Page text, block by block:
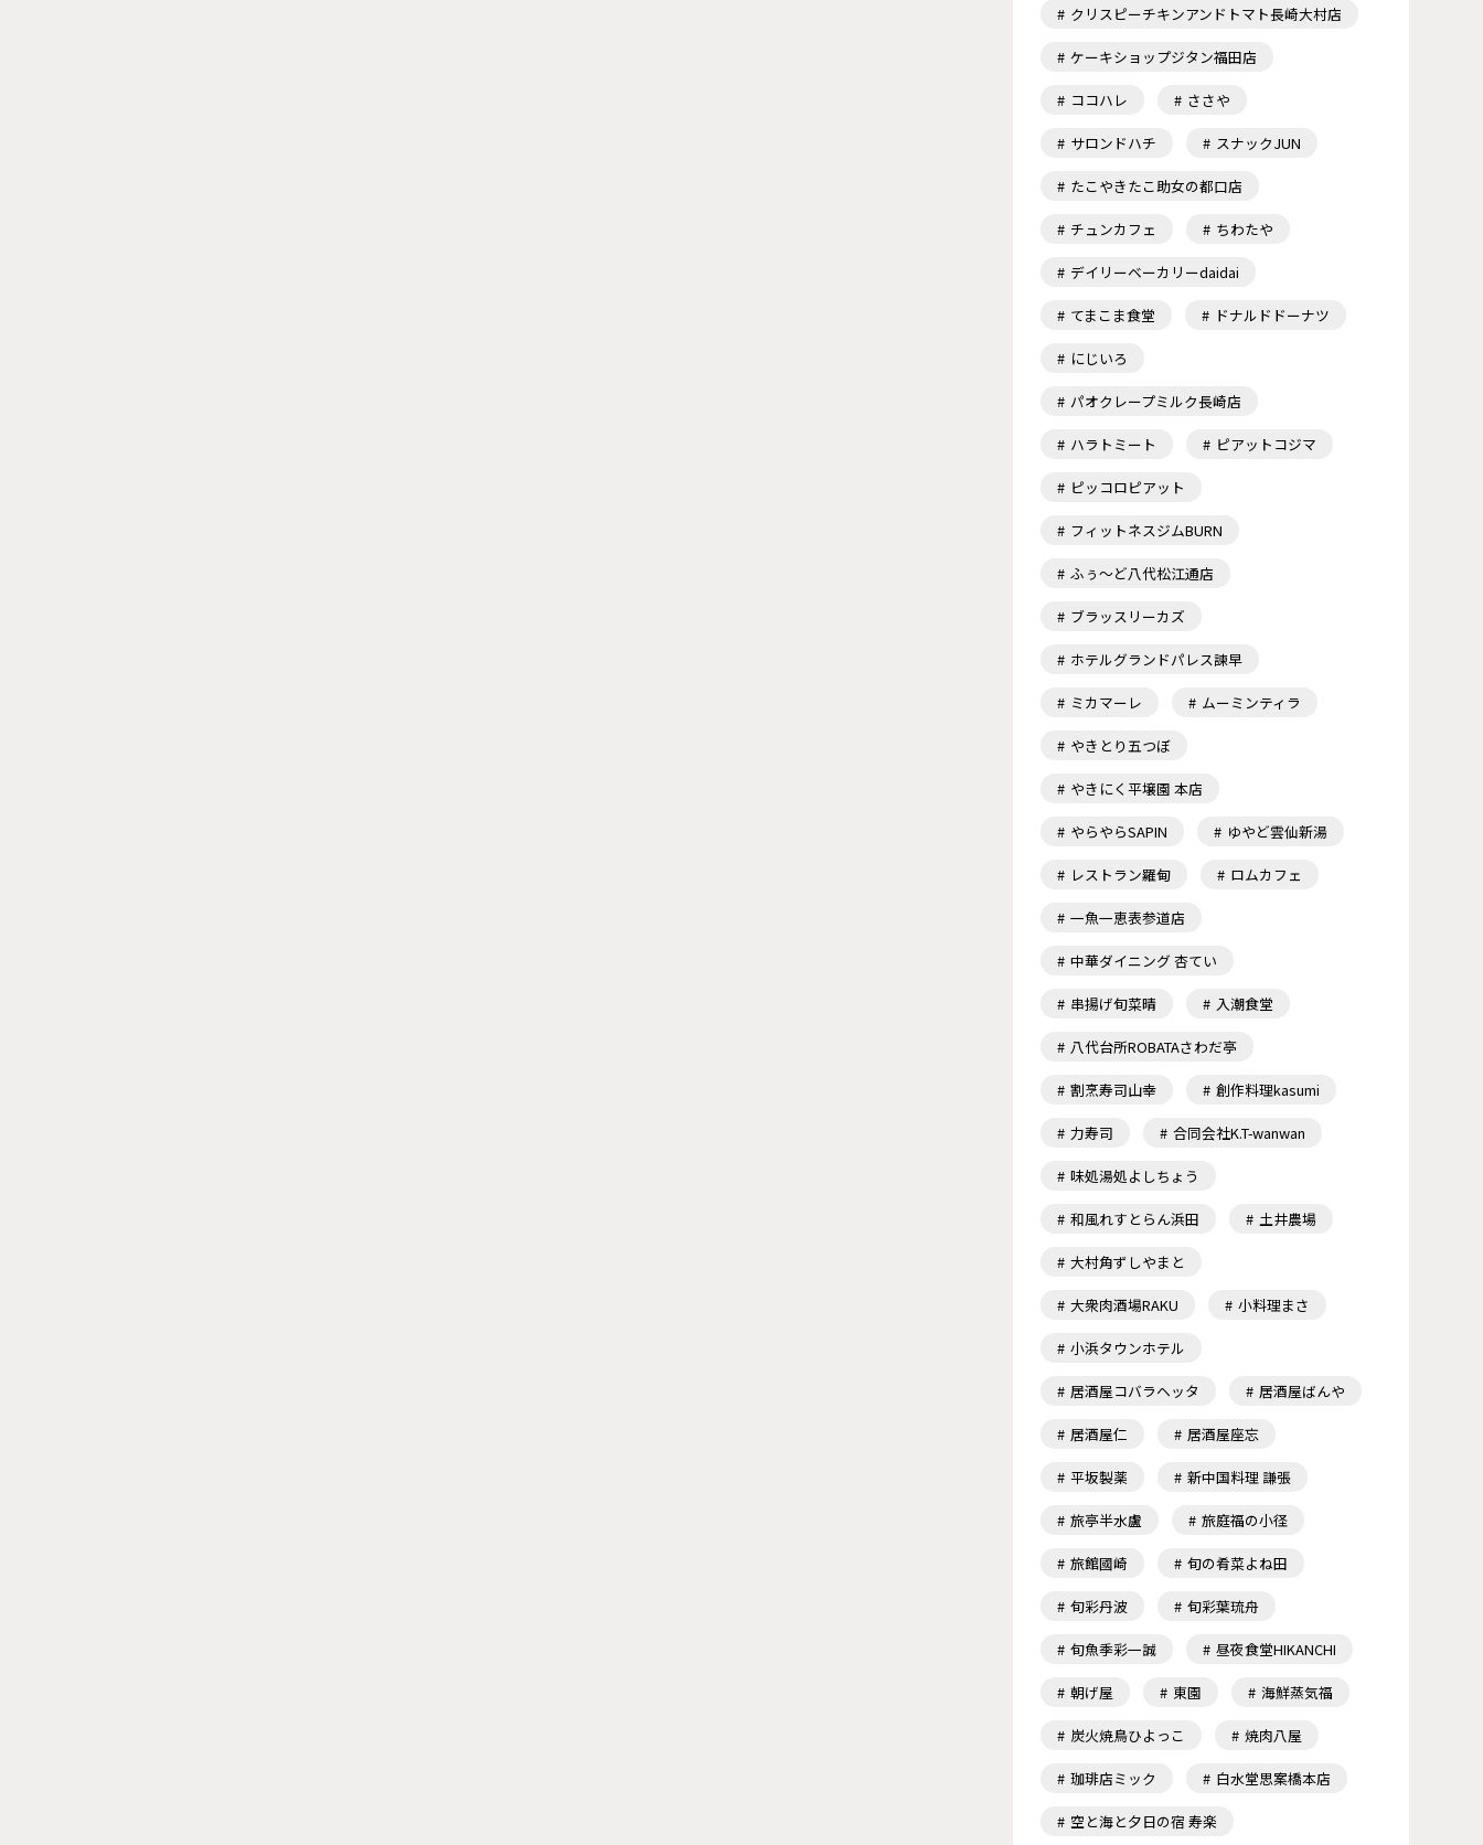
クリスピーチキンアンドトマト長崎大村店
ケーキショップジタン福田店
ココハレ ささや
サロンドハチ スナックJUN
たこやきたこ助女の都口店
チュンカフェ ちわたや
デイリーベーカリーdaidai
てまこま食堂 ドナルドドーナツ
にじいろ
パオクレープミルク長崎店
ハラトミート ピアットコジマ
ピッコロピアット
フィットネスジムBURN
ふぅ～ど八代松江通店
ブラッスリーカズ
ホテルグランドパレス諫早
ミカマーレ ムーミンティラ
やきとり五つぼ
やきにく平壌園 本店
やらやらSAPIN ゆやど雲仙新湯
レストラン羅甸 ロムカフェ
一魚一恵表参道店
中華ダイニング 杏てい
串揚げ旬菜晴 入潮食堂
八代台所ROBATAさわだ亭
割烹寿司山幸 創作料理kasumi
力寿司 合同会社K.T-wanwan
味処湯処よしちょう
和風れすとらん浜田 土井農場
大村角ずしやまと
大衆肉酒場RAKU 小料理まさ
小浜タウンホテル
居酒屋コバラヘッタ 居酒屋ばんや
居酒屋仁 居酒屋座忘
平坂製薬 新中国料理 謙張
旅亭半水盧 旅庭福の小径
旅館國崎 旬の肴菜よね田
旬彩丹波 旬彩葉琉舟
旬魚季彩一誠 昼夜食堂HIKANCHI
朝げ屋 東園 海鮮蒸気福
炭火焼鳥ひよっこ 焼肉八屋
珈琲店ミック 白水堂思案橋本店
空と海と夕日の宿 寿楽